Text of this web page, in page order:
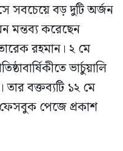
সবচেয়ে বড় দুটি অর্জন
মন্তব্য করেছেন
রহমান। ২ মে
ভার্চুয়ালি
তার বক্তব্যটি ১২ মে
ফেসবুক পেজে প্রকাশ